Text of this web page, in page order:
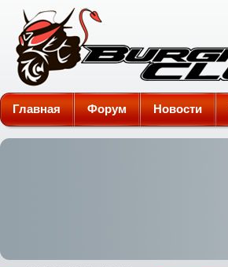
Burgman-Club
Главная Форум Новости